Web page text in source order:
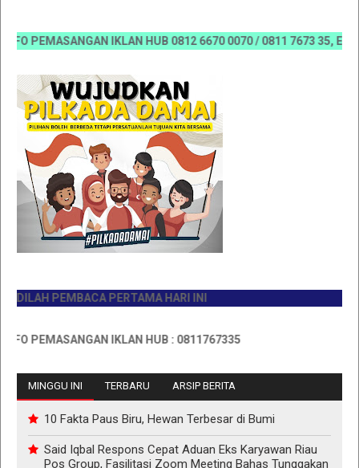
PEMASANGAN IKLAN HUB 0812 6670 0070 / 0811 7673 35,
PEMBACA PERTAMA HARI INI
PEMASANGAN IKLAN HUB : 0811767335
MINGGU INI TERBARU ARSIP BERITA
10 Fakta Paus Biru, Hewan Terbesar di Bumi
Said Iqbal Respons Cepat Aduan Eks Karyawan Riau
Pos Group, Fasilitasi Zoom Meeting Bahas Tunggakan